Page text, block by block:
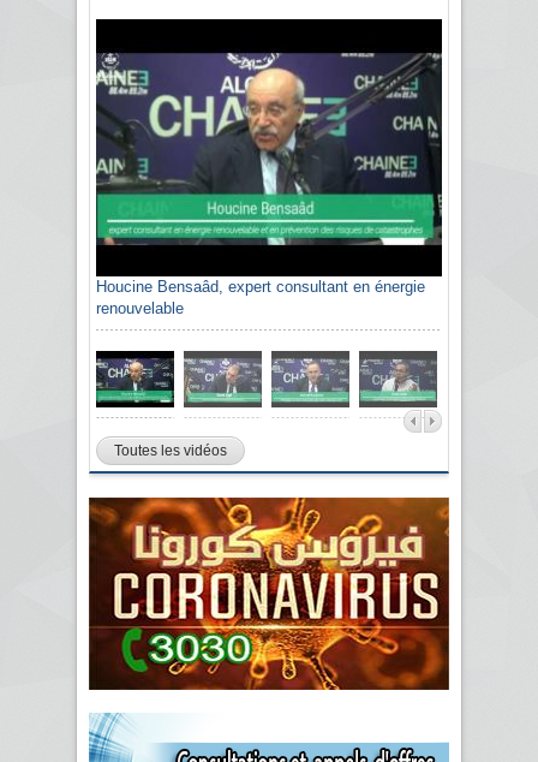
Houcine Bensaâd, expert consultant en énergie
renouvelable
Toutes les vidéos